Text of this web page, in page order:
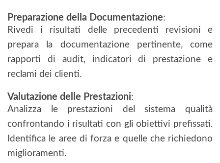
Preparazione della Documentazione:
Rivedi i risultati delle precedenti revisioni e
prepara la documentazione pertinente, come
rapporti di audit, indicatori di prestazione e
reclami dei clienti.
Valutazione delle Prestazioni:
Analizza le prestazioni del sistema qualità
confrontando i risultati con gli obiettivi prefissati.
Identifica le aree di forza e quelle che richiedono
miglioramenti.